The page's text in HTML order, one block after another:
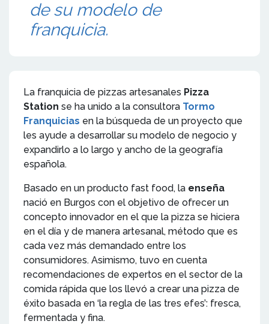
de su modelo de
franquicia.
La franquicia de pizzas artesanales Pizza
Station se ha unido a la consultora Tormo
Franquicias en la búsqueda de un proyecto que
les ayude a desarrollar su modelo de negocio y
expandirlo a lo largo y ancho de la geografía
española.
Basado en un producto fast food, la enseña
nació en Burgos con el objetivo de ofrecer un
concepto innovador en el que la pizza se hiciera
en el día y de manera artesanal, método que es
cada vez más demandado entre los
consumidores. Asimismo, tuvo en cuenta
recomendaciones de expertos en el sector de la
comida rápida que los llevó a crear una pizza de
éxito basada en ‘la regla de las tres efes’: fresca,
fermentada y fina.